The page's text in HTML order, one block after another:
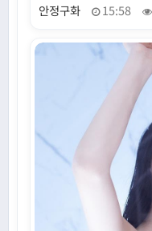
안정구화 15:58